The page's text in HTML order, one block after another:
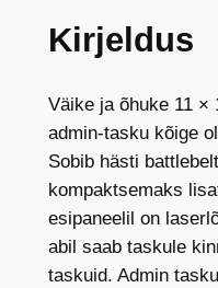
n
a
d
m
i
n
t
a
Kirjeldus
Väike ja õhuke 11 ×
admin-tasku kõige
Sobib hästi
kompaktsemaks
esipaneelil on
abil saab taskule
taskuid. Admin